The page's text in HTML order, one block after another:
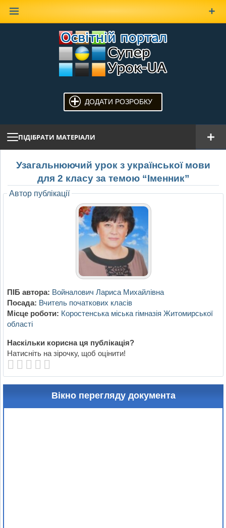
ДОДАТИ РОЗРОБКУ
ПІДІБРАТИ МАТЕРІАЛИ
Узагальнюючий урок з української мови
для 2 класу за темою “Іменник”
Автор публікації
ПІБ автора: Войналович Лариса Михайлівна
Посада: Вчитель початкових класів
Місце роботи: Коростенська міська гімназія Житомирської
області
Наскільки корисна ця публікація?
Натисніть на зірочку, щоб оцінити!
Вікно перегляду документа